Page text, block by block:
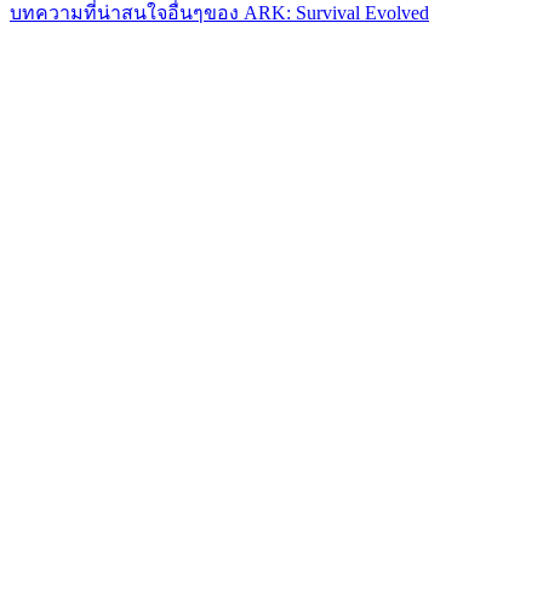
บทความที่น่าสนใจอื่นๆของ ARK: Survival Evolved